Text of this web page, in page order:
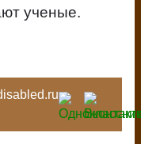
ученые.